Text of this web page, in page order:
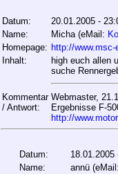
Datum:
20.01.2005 -
Name:
Micha (eMail:
Homepage: http://www.msc-
Inhalt:
high euch allen
suche
Kommentar
/ Antwort:
Webmaster,
Ergebnisse F-
http://
Datum:
18.01.2005
Name:
annü (eMail: